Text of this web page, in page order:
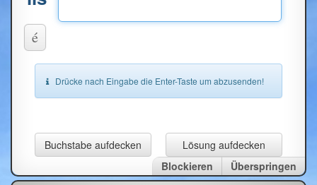
é
Drücke nach Eingabe die Enter-Taste um abzusenden!
Buchstabe aufdecken
Lösung aufdecken
Überspringen
Blockieren